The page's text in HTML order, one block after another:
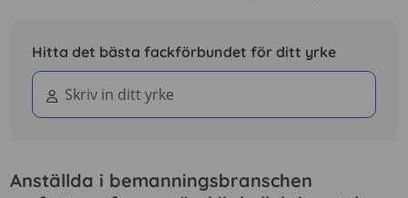
Hitta det bästa fackförbundet för ditt yrke
Anställda i bemanningsbranschen